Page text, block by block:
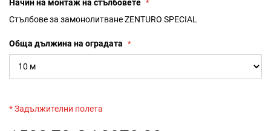
Начин на монтаж на стълбовете
Стълбове за замонолитване ZENTURO SPECIAL
Обща дължина на оградата
* Задължителни полета